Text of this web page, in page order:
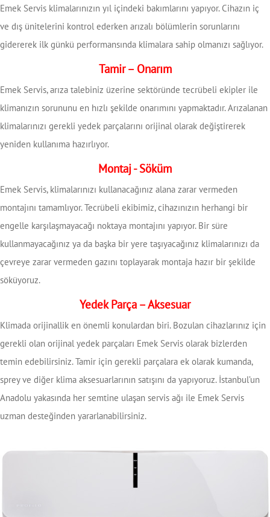
Emek Servis klimalarınızın yıl içindeki bakımlarını yapıyor. Cihazın iç
ve dış ünitelerini kontrol ederken arızalı bölümlerin sorunlarını
gidererek ilk günkü performansında klimalara sahip olmanızı sağlıyor.
Tamir – Onarım
Emek Servis, arıza talebiniz üzerine sektöründe tecrübeli ekipler ile
klimanızın sorununu en hızlı şekilde onarımını yapmaktadır. Arızalanan
klimalarınızı gerekli yedek parçalarını orijinal olarak değiştirerek
yeniden kullanıma hazırlıyor.
Montaj - Söküm
Emek Servis, klimalarınızı kullanacağınız alana zarar vermeden
montajını tamamlıyor. Tecrübeli ekibimiz, cihazınızın herhangi bir
engelle karşılaşmayacağı noktaya montajını yapıyor. Bir süre
kullanmayacağınız ya da başka bir yere taşıyacağınız klimalarınızı da
çevreye zarar vermeden gazını toplayarak montaja hazır bir şekilde
söküyoruz.
Yedek Parça – Aksesuar
Klimada orijinallik en önemli konulardan biri. Bozulan cihazlarınız için
gerekli olan orijinal yedek parçaları Emek Servis olarak bizlerden
temin edebilirsiniz. Tamir için gerekli parçalara ek olarak kumanda,
sprey ve diğer klima aksesuarlarının satışını da yapıyoruz. İstanbul’un
Anadolu yakasında her semtine ulaşan servis ağı ile Emek Servis
uzman desteğinden yararlanabilirsiniz.